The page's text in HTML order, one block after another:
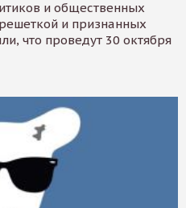
и общественных
и признанных
что проведут 30 октября